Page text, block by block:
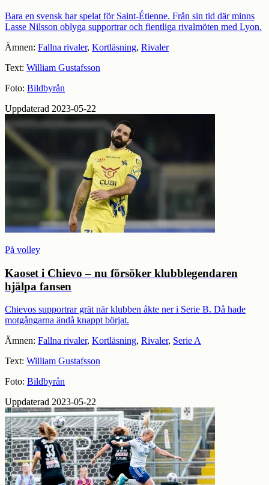
Bara en svensk har spelat för Saint-Étienne. Från sin tid där minns
Lasse Nilsson oblyga supportrar och fientliga rivalmöten med Lyon.
Ämnen: Fallna rivaler, Kortläsning, Rivaler
Text: William Gustafsson
Foto: Bildbyrån
Uppdaterad 2023-05-22
På volley
Kaoset i Chievo – nu försöker klubblegendaren
hjälpa fansen
Chievos supportrar grät när klubben åkte ner i Serie B. Då hade
motgångarna ändå knappt börjat.
Ämnen: Fallna rivaler, Kortläsning, Rivaler, Serie A
Text: William Gustafsson
Foto: Bildbyrån
Uppdaterad 2023-05-22